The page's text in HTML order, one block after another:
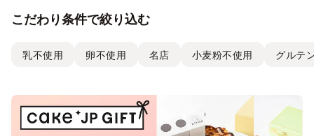
こだわり条件で絞り込む
乳不使用 卵不使用 名店 小麦粉不使用 グルテ